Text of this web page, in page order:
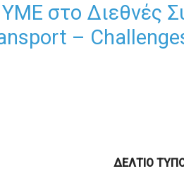
στο Διεθνές
–
ΔΕΛΤΙΟ